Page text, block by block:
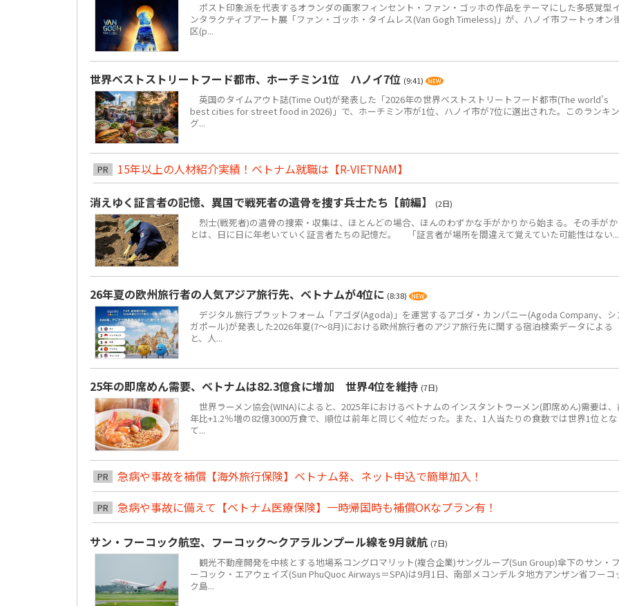
ポスト印象派を代表するオランダの画家フィンセント・ファン・ゴッホの作品をテーマにした多感覚型イ
ンタラクティブアート展「ファン・ゴッホ・タイムレス(Van Gogh Timeless)」が、ハノイ市フートゥオン
区(p...
世界ベストストリートフード都市、ホーチミン1位 ハノイ7位 (9:41)
英国のタイムアウト誌(Time Out)が発表した「2026年の世界ベストストリートフード都市(The world’s
best cities for street food in 2026)」で、ホーチミン市が1位、ハノイ市が7位に選出された。このランキン
グ...
PR
15年以上の人材紹介実績！ベトナム就職は【R-VIETNAM】
消えゆく証言者の記憶、異国で戦死者の遺骨を捜す兵士たち【前編】
(2日)
烈士(戦死者)の遺骨の捜索・収集は、ほとんどの場合、ほんのわずかな手がかりから始まる。その手がか
とは、日に日に年老いていく証言者たちの記憶だ。 「証言者が場所を間違えて覚えていた可能性はない...
26年夏の欧州旅行者の人気アジア旅行先、ベトナムが4位に (8:38)
デジタル旅行プラットフォーム「アゴダ(Agoda)」を運営するアゴダ・カンパニー(Agoda Company、シ
ガポール)が発表した2026年夏(7～8月)における欧州旅行者のアジア旅行先に関する宿泊検索データによる
と、人...
25年の即席めん需要、ベトナムは82.3億食に増加 世界4位を維持 (7日)
世界ラーメン協会(WINA)によると、2025年におけるベトナムのインスタントラーメン(即席めん)需要は、
年比+1.2％増の82億3000万食で、順位は前年と同じく4位だった。また、1人当たりの食数では世界1位とな
て...
PR 急病や事故を補償【海外旅行保険】ベトナム発、ネット申込で簡単加入！
PR 急病や事故に備えて【ベトナム医療保険】一時帰国時も補償OKなプラン有！
サン・フーコック航空、フーコック～クアラルンプール線を9月就航 (7日)
観光不動産開発を中核とする地場系コングロマリット(複合企業)サングループ(Sun Group)傘下のサン・フ
ーコック・エアウェイズ(Sun PhuQuoc Airways＝SPA)は9月1日、南部メコンデルタ地方アンザン省フーコ
ク島...